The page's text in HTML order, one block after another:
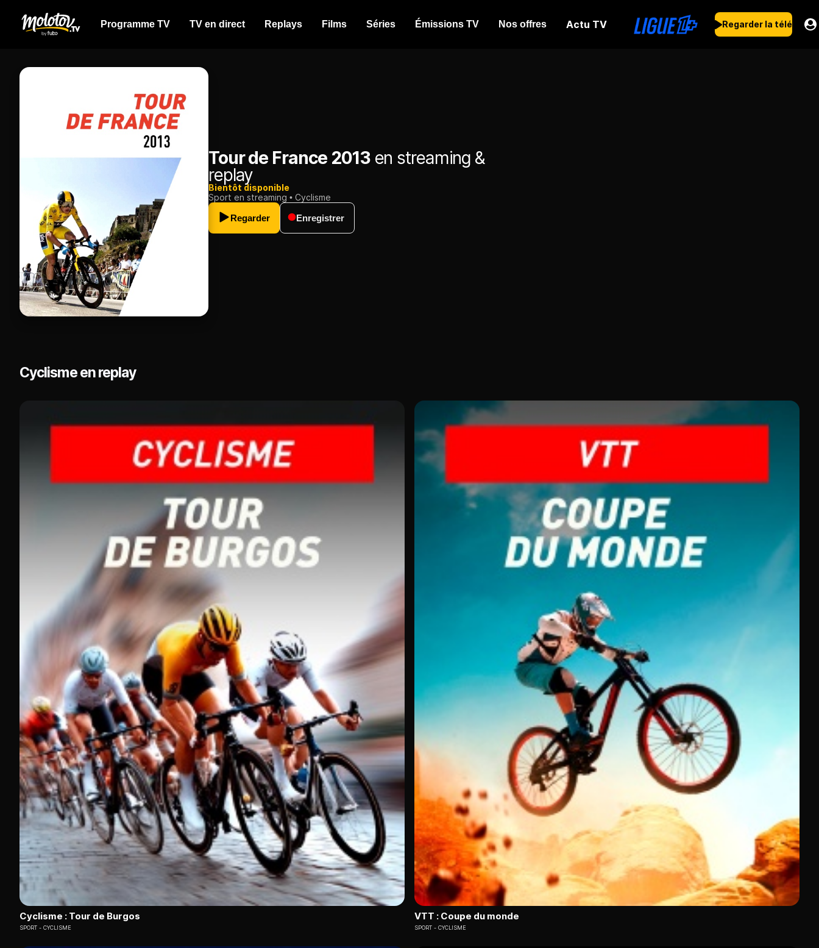
Programme TV TV en direct Replays Films Séries Émissions TV Nos offres Actu TV Regarder la télé
Tour de France 2013en streaming &
replay
Bientôt disponible
Sport en streaming
Cyclisme
Regarder
Enregistrer
Cyclisme en replay
Cyclisme : Tour de Burgos
SPORT CYCLISME
VTT : Coupe du monde
SPORT CYCLISME